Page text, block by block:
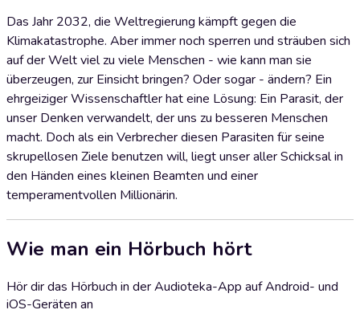
Das Jahr 2032, die Weltregierung kämpft gegen die
Klimakatastrophe. Aber immer noch sperren und sträuben sich
auf der Welt viel zu viele Menschen - wie kann man sie
überzeugen, zur Einsicht bringen? Oder sogar - ändern? Ein
ehrgeiziger Wissenschaftler hat eine Lösung: Ein Parasit, der
unser Denken verwandelt, der uns zu besseren Menschen
macht. Doch als ein Verbrecher diesen Parasiten für seine
skrupellosen Ziele benutzen will, liegt unser aller Schicksal in
den Händen eines kleinen Beamten und einer
temperamentvollen Millionärin.
Wie man ein Hörbuch hört
Hör dir das Hörbuch in der Audioteka-App auf Android- und
iOS-Geräten an